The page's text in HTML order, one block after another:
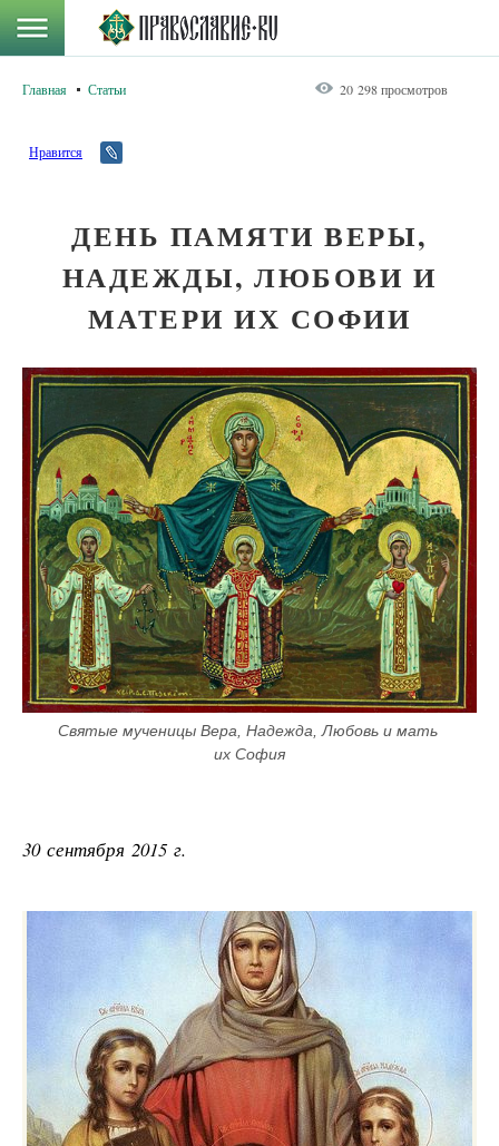
Главная Статьи 20 298 просмотров
Нравится
ДЕНЬ ПАМЯТИ ВЕРЫ,
НАДЕЖДЫ, ЛЮБОВИ И
МАТЕРИ ИХ СОФИИ
Святые мученицы Вера, Надежда, Любовь и мать
их София
30 сентября 2015 г.